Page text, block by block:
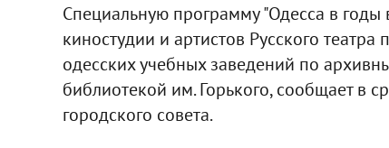
Специальную программу "Одесса в
киностудии и артистов Русского
одесских учебных заведений по
библиотекой им. Горького, сообщает в
городского совета.